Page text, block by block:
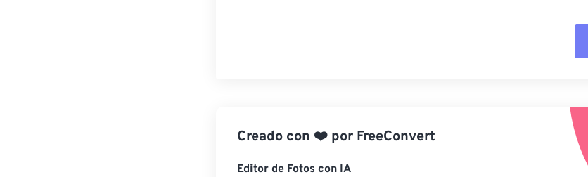
Aplicar desde
Guardar como
Creado con ❤️ por FreeConvert
Editor de Fotos con IA